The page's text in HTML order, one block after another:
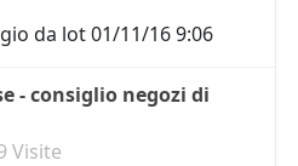
da lot01/11/16 9:06
- consiglio negozi di
Visite